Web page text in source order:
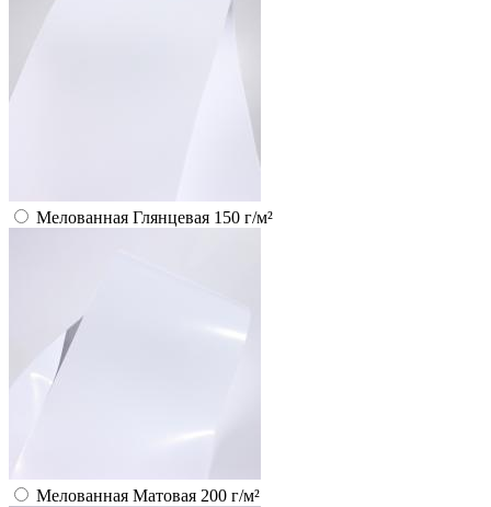
Мелованная Глянцевая 150 г/м²
Мелованная Матовая 200 г/м²